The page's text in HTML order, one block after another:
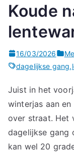
Koude
16/03/2026
dagelijkse gang,
Juist in het
winterjas aan
over straat. Het
dagelijkse gang
kan wel 20